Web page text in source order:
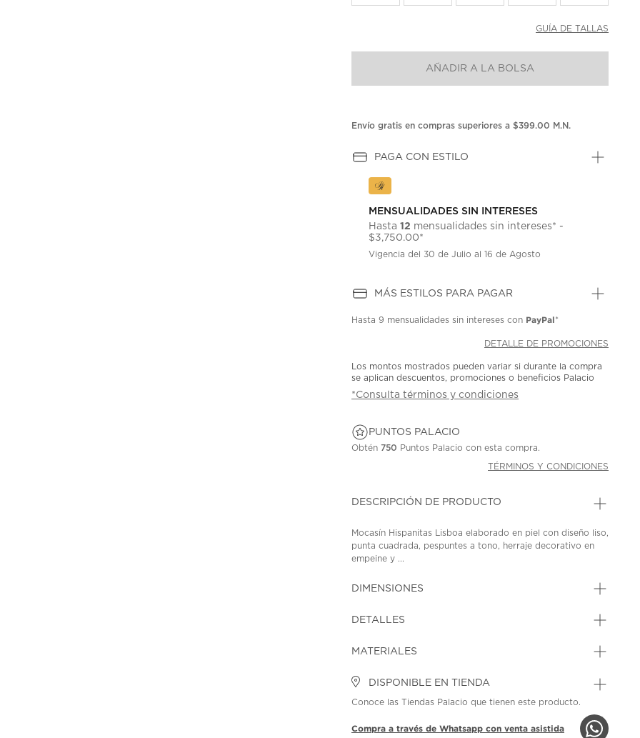
GUÍA DE TALLAS
AÑADIR A LA BOLSA
Envío gratis en compras superiores a $399.00 M.N.
PAGA CON ESTILO
MENSUALIDADES SIN INTERESES
Hasta12 mensualidades sin intereses* -
$3,750.00*
Vigencia del 30 de Julio al 16 de Agosto
MÁS ESTILOS PARA PAGAR
Hasta9 mensualidades sin intereses con PayPal*
DETALLE DE PROMOCIONES
Los montos mostrados pueden variar si durante la compra
se aplican descuentos, promociones o beneficios Palacio
*Consulta términos y condiciones
PUNTOS PALACIO
Obtén750 Puntos Palacio con esta compra.
TÉRMINOS Y CONDICIONES
DESCRIPCIÓN DE PRODUCTO
Mocasín Hispanitas Lisboa elaborado en piel con diseño liso,
punta cuadrada, pespuntes a tono, herraje decorativo en
empeine y ...
DIMENSIONES
DETALLES
MATERIALES
DISPONIBLE EN TIENDA
Conoce las Tiendas Palacio que tienen este producto.
Compra a través de Whatsapp con venta asistida